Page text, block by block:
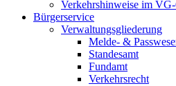
Verkehrshinweise im
Bürgerservice
Verwaltungsgliederung
Melde- &
Standesamt
Fundamt
Verkehrsrecht